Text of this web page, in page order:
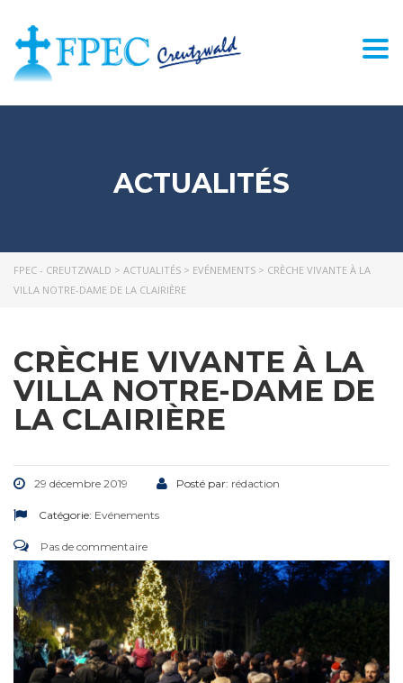
ACTUALITÉS
FPEC - CREUTZWALD > ACTUALITÉS > EVÉNEMENTS > CRÈCHE VIVANTE À LA
VILLA NOTRE-DAME DE LA CLAIRIÈRE
CRÈCHE VIVANTE À LA
VILLA NOTRE-DAME DE
LA CLAIRIÈRE
29 décembre 2019 Posté par: rédaction
Catégorie: Evénements
Pas de commentaire